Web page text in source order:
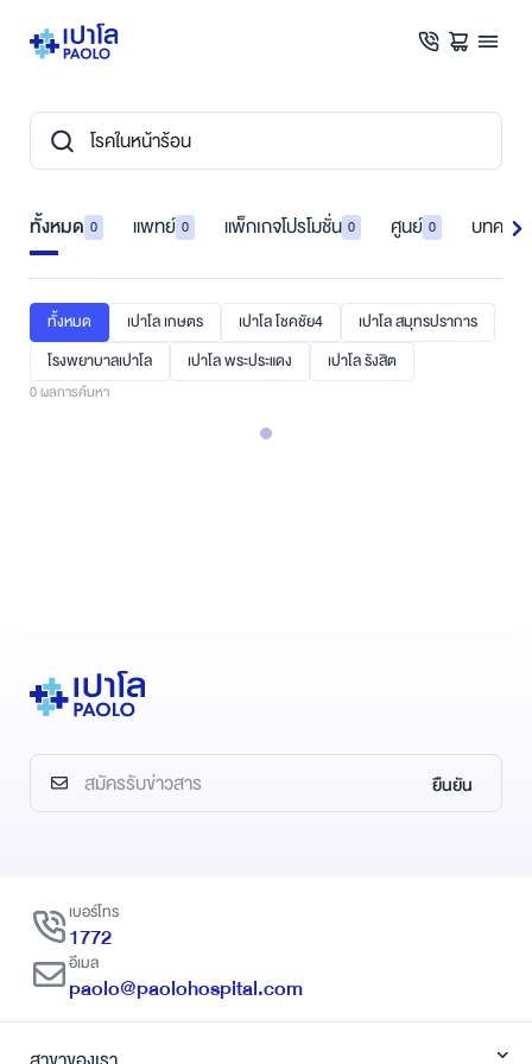
ทั้งหมด 0 แพทย์ 0 แพ็กเกจโปรโมชั่น 0 ศูนย์ 0 บทควา
ทั้งหมด เปาโล เกษตร เปาโล โชคชัย4
เปาโล สมุทรปราการ
โรงพยาบาลเปาโล
เปาโล พระประแดง เปาโล รังสิต
0ผลการค้นหา
ยืนยัน
เบอร์โทร
1772
อีเมล
paolo@paolohospital.com